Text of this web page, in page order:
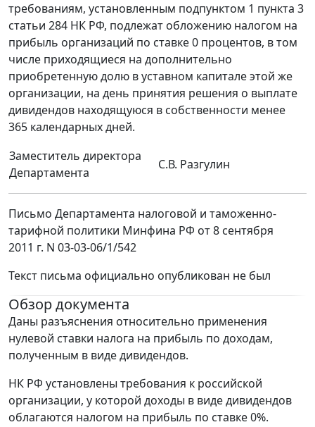
требованиям, установленным подпунктом 1 пункта 3
статьи 284 НК РФ, подлежат обложению налогом на
прибыль организаций по ставке 0 процентов, в том
числе приходящиеся на дополнительно
приобретенную долю в уставном капитале этой же
организации, на день принятия решения о выплате
дивидендов находящуюся в собственности менее
365 календарных дней.
Заместитель директора
Департамента
С.В. Разгулин
Письмо Департамента налоговой и таможенно-
тарифной политики Минфина РФ от 8 сентября
2011 г. N 03-03-06/1/542
Текст письма официально опубликован не был
Обзор документа
Даны разъяснения относительно применения
нулевой ставки налога на прибыль по доходам,
полученным в виде дивидендов.
НК РФ установлены требования к российской
организации, у которой доходы в виде дивидендов
облагаются налогом на прибыль по ставке 0%.